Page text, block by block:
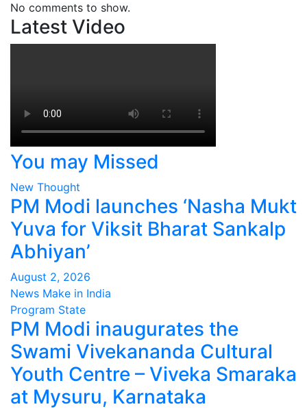
No comments to show.
Latest Video
You may Missed
New Thought
PM Modi launches ‘Nasha Mukt
Yuva for Viksit Bharat Sankalp
Abhiyan’
August 2, 2026
News Make in India
Program State
PM Modi inaugurates the
Swami Vivekananda Cultural
Youth Centre – Viveka Smaraka
at Mysuru, Karnataka